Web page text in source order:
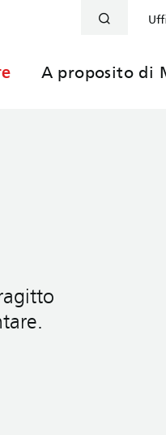
A proposito di